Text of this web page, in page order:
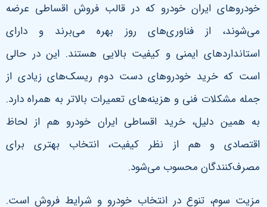
خودروهای ایران خودرو که در قالب فروش اقساطی عرضه
می‌شوند، از فناوری‌های روز بهره می‌برند و دارای
استانداردهای ایمنی و کیفیت بالایی هستند. این در حالی
است که خرید خودروهای دست دوم ریسک‌های زیادی از
جمله مشکلات فنی و هزینه‌های تعمیرات بالاتر به همراه دارد.
به همین دلیل، خرید اقساطی ایران خودرو هم از لحاظ
اقتصادی و هم از نظر کیفیت، انتخاب بهتری برای
مصرف‌کنندگان محسوب می‌شود.
مزیت سوم، تنوع در انتخاب خودرو و شرایط فروش است.